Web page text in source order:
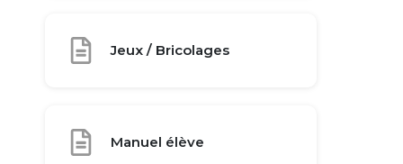
Jeux / Bricolages
Manuel élève